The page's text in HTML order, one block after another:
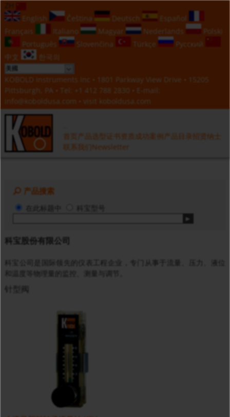
English
Čeština Deutsch
Español
Français
Italiano Magyar Nederlands
Polski
Português
Slovenčina Türkçe
Русский
中文
한국의
KOBOLD Instruments Inc • 1801 Parkway View Drive • 15205
Pittsburgh, PA • Tel:
+1 412 788 2830 • E-mail:
info@koboldusa.com • visit koboldusa.com
首页 产品选型 证书资质 成功案例 产品目录 招贤纳士
联系我们 Newsletter
产品搜索
在此标题中 科宝型号
科宝股份有限公司
科宝公司是国际领先的仪表工程企业，专门从事于流量、压力、液位
和温度等物理量的监控、测量与调节。
针型阀